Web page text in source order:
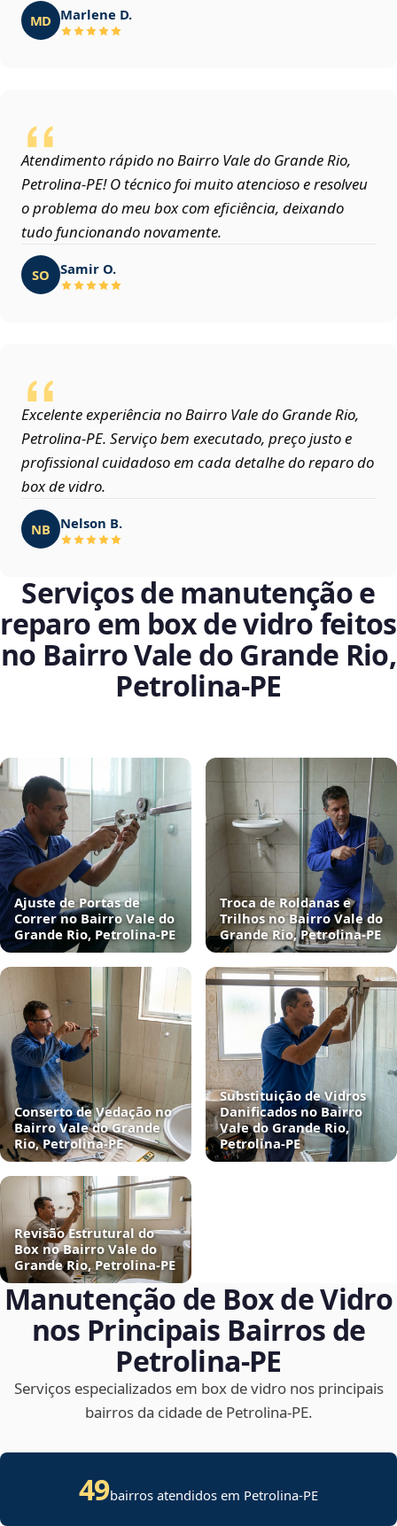
MD Marlene D.
Atendimento rápido no Bairro Vale do Grande Rio,
Petrolina‑PE! O técnico foi muito atencioso e resolveu
o problema do meu box com eficiência, deixando
tudo funcionando novamente.
SO Samir O.
Excelente experiência no Bairro Vale do Grande Rio,
Petrolina‑PE. Serviço bem executado, preço justo e
profissional cuidadoso em cada detalhe do reparo do
box de vidro.
NB Nelson B.
Serviços de manutenção e
reparo em box de vidro feitos
no Bairro Vale do Grande Rio,
Petrolina‑PE
Ajuste de Portas de
Correr no Bairro Vale do
Grande Rio, Petrolina‑PE
Troca de Roldanas e
Trilhos no Bairro Vale do
Grande Rio, Petrolina‑PE
Conserto de Vedação no
Bairro Vale do Grande
Rio, Petrolina‑PE
Substituição de Vidros
Danificados no Bairro
Vale do Grande Rio,
Petrolina‑PE
Revisão Estrutural do
Box no Bairro Vale do
Grande Rio, Petrolina‑PE
Manutenção de Box de Vidro
nos Principais Bairros de
Petrolina‑PE
Serviços especializados em box de vidro nos principais
bairros da cidade de Petrolina‑PE.
49bairros atendidos em Petrolina-PE